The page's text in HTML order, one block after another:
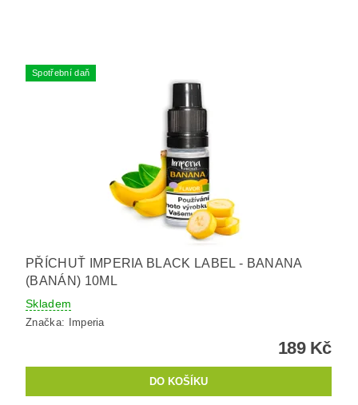
Spotřební daň
PŘÍCHUŤ IMPERIA BLACK LABEL - BANANA
(BANÁN) 10ML
Skladem
Značka: Imperia
189 Kč